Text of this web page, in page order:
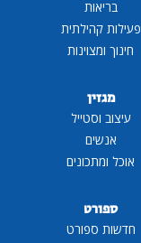
בריאות
פעילות קהילתית
חינוך ומצוינות
מגזין
עיצוב וסטייל
אנשים
אוכל ומתכונים
ספורט
חדשות ספורט